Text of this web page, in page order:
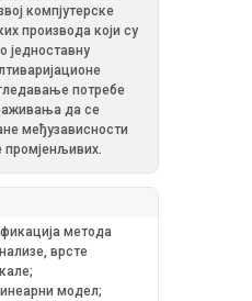
компјутерске
производа који су
једноставну
потребе
да се
међузависности
промјенљивих.
метода
врсте
модел;